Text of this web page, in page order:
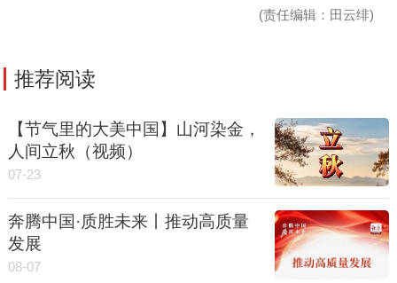
(责任编辑：田云绯)
推荐阅读
【节气里的大美中国】山河染金，
人间立秋（视频）
07-23
奔腾中国·质胜未来丨推动高质量
发展
08-07